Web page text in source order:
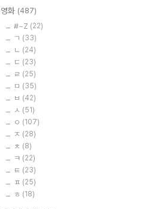
영화 (487)
#~Z (22)
ㄱ (33)
ㄴ (24)
ㄷ (23)
ㄹ (25)
ㅁ (35)
ㅂ (42)
ㅅ (51)
ㅇ (107)
ㅈ (28)
ㅊ (8)
ㅋ (22)
ㅌ (23)
ㅍ (25)
ㅎ (18)